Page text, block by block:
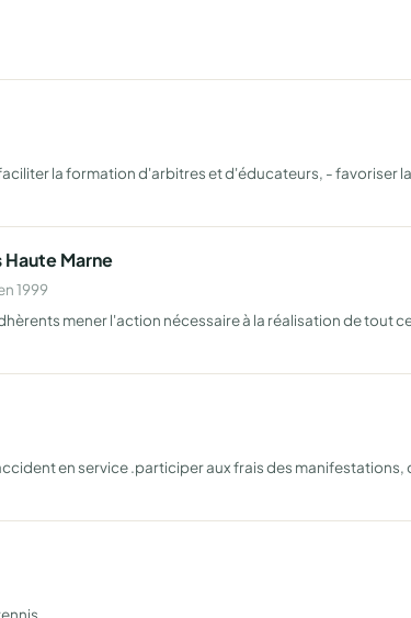
la formation d'arbitres et d'éducateurs, - favoriser
Haute Marne
1999
mener l'action nécessaire à la réalisation de tout
en service .participer aux frais des